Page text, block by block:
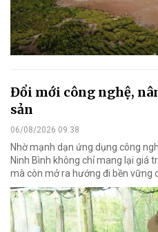
Đổi mới công nghệ,
sản
06/08/2026 09:38
Nhờ mạnh dạn ứng dụng công
Ninh Bình không chỉ mang lại giá
mà còn mở ra hướng đi bền vững